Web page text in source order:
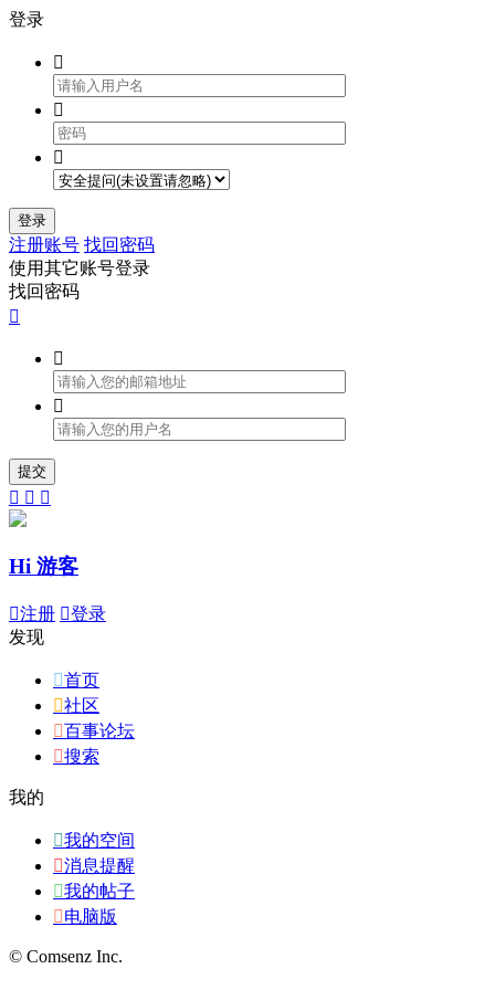
登录



登录
注册账号 找回密码
使用其它账号登录
找回密码



提交
  
Hi 游客
注册 登录
发现
首页
社区
百事论坛
搜索
我的
我的空间
消息提醒
我的帖子
电脑版
© Comsenz Inc.